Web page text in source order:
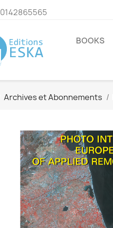
0142865565
BOOKS
Archives et Abonnements